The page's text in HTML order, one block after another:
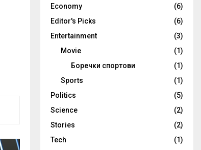
Economy
(6)
Editor's Picks
(6)
Entertainment
(3)
Movie
(1)
Боречки спортови
(1)
Sports
(1)
Politics
(5)
Science
(2)
Stories
(2)
Tech
(1)